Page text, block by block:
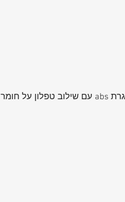
חוות דעת מתקן המזוודות שלנו : מזוודה ייחודית וקלת משקל , אין להשיג מזוודות כאלה קלות. פטנט ייחודי למסגרת abs עם שילוב טפלון על חומר